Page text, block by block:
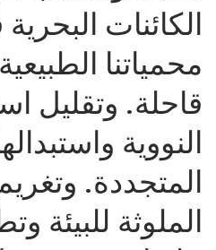
الكائنات
محمياتنا
قاحلة. وتقليل
النووية
المتجددة.
الملوثة للبيئة